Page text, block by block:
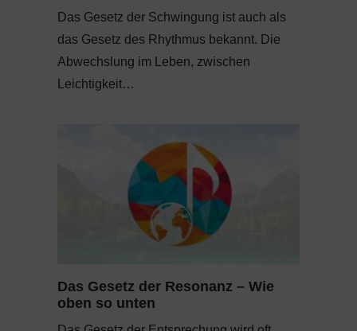
Das Gesetz der Schwingung ist auch als
das Gesetz des Rhythmus bekannt. Die
Abwechslung im Leben, zwischen
Leichtigkeit…
Das Gesetz der Resonanz – Wie
oben so unten